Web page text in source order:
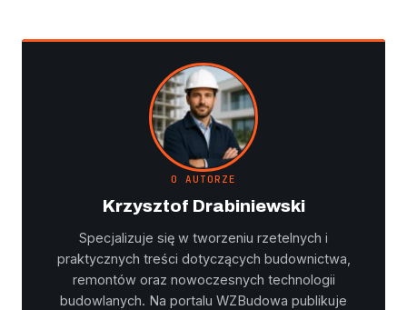
O AUTORZE
Krzysztof Drabiniewski
Specjalizuje się w tworzeniu rzetelnych i
praktycznych treści dotyczących budownictwa,
remontów oraz nowoczesnych technologii
budowlanych. Na portalu WZBudowa publikuje